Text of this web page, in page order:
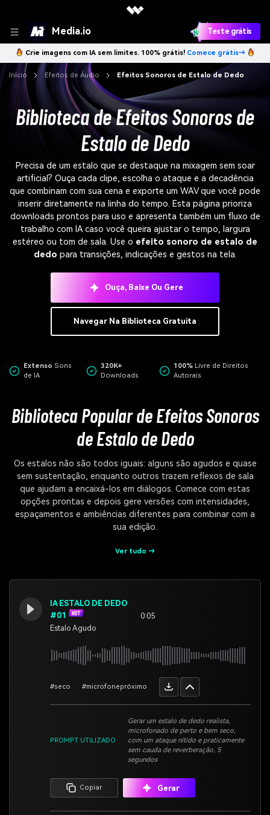
Media.io Teste grátis
Crie imagens com IA sem limites. 100% grátis! Comece grátis→
Início Efeitos de Áudio Efeitos Sonoros de Estalo de Dedo
Biblioteca de Efeitos Sonoros de
Estalo de Dedo
Precisa de um estalo que se destaque na mixagem sem soar
artificial? Ouça cada clipe, escolha o ataque e a decadência
que combinam com sua cena e exporte um WAV que você pode
inserir diretamente na linha do tempo. Esta página prioriza
downloads prontos para uso e apresenta também um fluxo de
trabalho com IA caso você queira ajustar o tempo, largura
estéreo ou tom de sala. Use o efeito sonoro de estalo de
dedo para transições, indicações e gestos na tela.
Ouça, Baixe Ou Gere
Navegar Na Biblioteca Gratuita
Extenso Sons
de IA
320K+
Downloads
100% Livre de Direitos
Autorais
Biblioteca Popular de Efeitos Sonoros
de Estalo de Dedo
Os estalos não são todos iguais: alguns são agudos e quase
sem sustentação, enquanto outros trazem reflexos de sala
que ajudam a encaixá-los em diálogos. Comece com estas
opções prontas e depois gere versões com intensidades,
espaçamentos e ambiências diferentes para combinar com a
sua edição.
Ver tudo →
IA ESTALO DE DEDO
#01
Estalo Agudo
0:05
#seco #microfonepróximo
PROMPT UTILIZADO
Gerar um estalo de dedo realista,
microfonado de perto e bem seco,
com um ataque nítido e praticamente
sem cauda de reverberação, 5
segundos
Copiar Gerar